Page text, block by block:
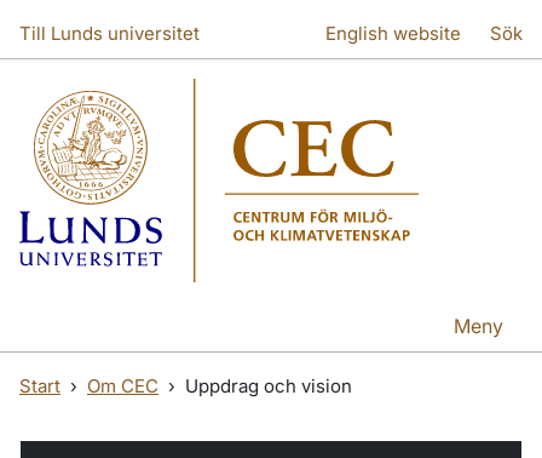
Till Lunds universitet English website Sök
Meny
Start Om CEC Uppdrag och vision